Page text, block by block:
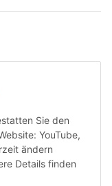
Sie den
YouTube,
ändern
Details finden